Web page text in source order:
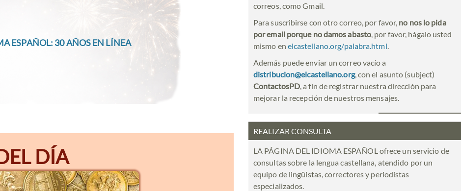
ESPAÑOL: 30 AÑOS EN LÍNEA
DÍA
correos, como Gmail.
Para suscribirse con otro correo, por favor, no nos lo pida
por email porque no damos abasto, por favor, hágalo usted
mismo en elcastellano.org/palabra.html.
Además puede enviar un correo vacío a
distribucion@elcastellano.org, con el asunto (subject)
ContactosPD, a fin de registrar nuestra dirección para
mejorar la recepción de nuestros mensajes.
REALIZAR CONSULTA
LA PÁGINA DEL IDIOMA ESPAÑOL ofrece un servicio de
consultas sobre la lengua castellana, atendido por un
equipo de lingüistas, correctores y periodistas
especializados.